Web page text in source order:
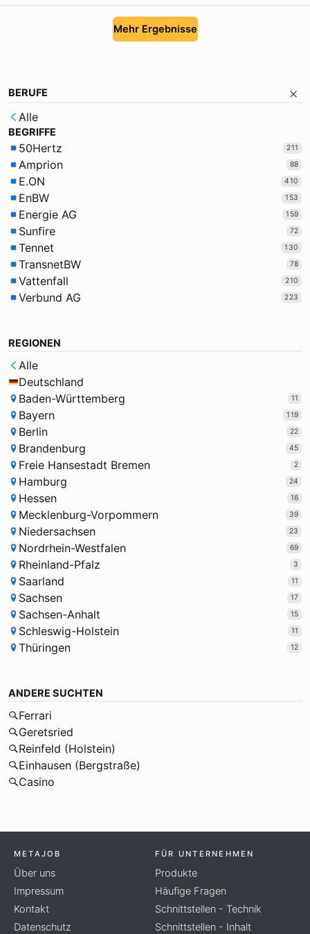
Mehr Ergebnisse
BERUFE
Alle
BEGRIFFE
50Hertz 211
Amprion 88
E.ON 410
EnBW 153
Energie AG 159
Sunfire 72
Tennet 130
TransnetBW 78
Vattenfall 210
Verbund AG 223
REGIONEN
Alle
Deutschland
Baden-Württemberg
11
Bayern 119
Berlin 22
Brandenburg 45
Freie Hansestadt Bremen 2
Hamburg 24
Hessen 16
Mecklenburg-Vorpommern 39
Niedersachsen 23
Nordrhein-Westfalen 69
Rheinland-Pfalz 3
Saarland 11
Sachsen 17
Sachsen-Anhalt 15
Schleswig-Holstein 11
Thüringen 12
ANDERE SUCHTEN
Ferrari
Geretsried
Reinfeld (Holstein)
Einhausen (Bergstraße)
Casino
METAJOB
Über uns
Impressum
Kontakt
Datenschutz
FÜR UNTERNEHMEN
Produkte
Häufige Fragen
Schnittstellen - Technik
Schnittstellen - Inhalt